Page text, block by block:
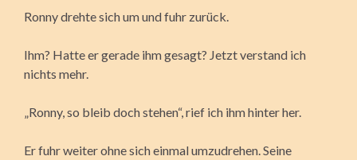
Ronny drehte sich um und fuhr zurück.
Ihm? Hatte er gerade ihm gesagt? Jetzt verstand ich
nichts mehr.
„Ronny, so bleib doch stehen“, rief ich ihm hinter her.
Er fuhr weiter ohne sich einmal umzudrehen. Seine